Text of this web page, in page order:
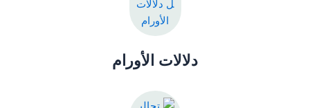
دلالات الأورام